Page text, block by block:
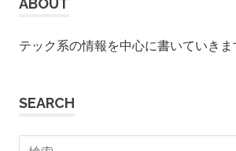
テック系の情報を中心に書いていきま
SEARCH